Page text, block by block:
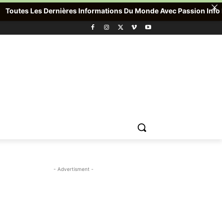
- Advertisment -
Les Dernières Informations Du Monde Avec Passion Info Plus ,